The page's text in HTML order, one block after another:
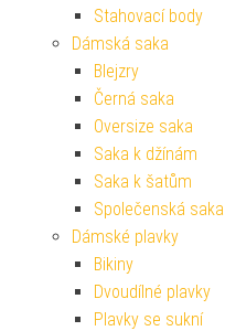
Stahovací body
Dámská saka
Blejzry
Černá saka
Oversize saka
Saka k džínám
Saka k šatům
Společenská saka
Dámské plavky
Bikiny
Dvoudílné plavky
Plavky se sukní